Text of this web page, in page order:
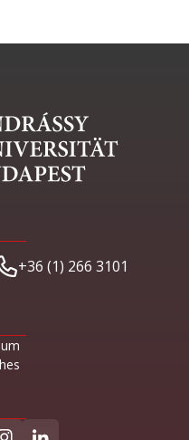
+36 (1) 266 3101